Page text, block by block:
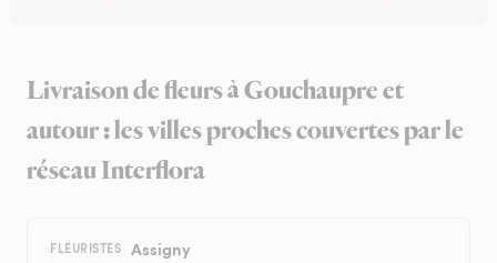
Livraison de fleurs à Gouchaupre et
autour : les villes proches couvertes par le
réseau Interflora
FLEURISTES Assigny